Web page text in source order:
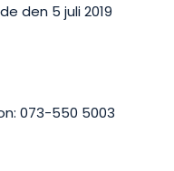
den 5 juli 2019
073-550 5003